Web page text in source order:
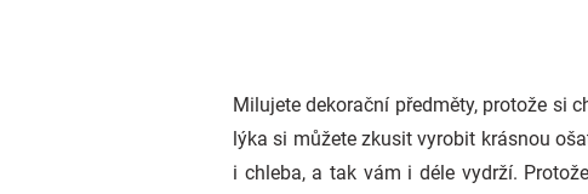
Milujete dekorační předměty, protože si
lýka si můžete zkusit vyrobit krásnou
i chleba, a tak vám i déle vydrží.